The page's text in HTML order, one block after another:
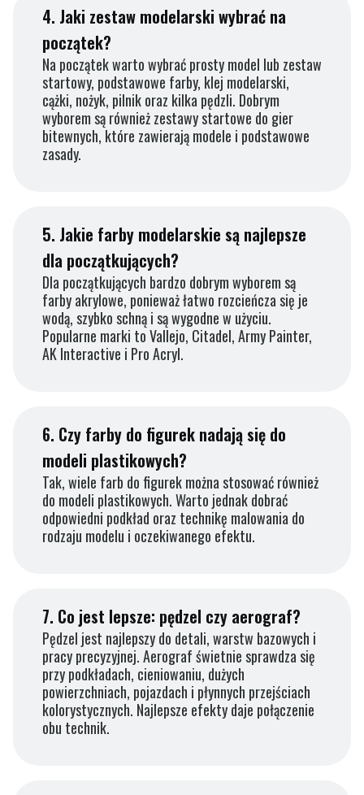
4. Jaki zestaw modelarski wybrać na
początek?
Na początek warto wybrać prosty model lub zestaw
startowy, podstawowe farby, klej modelarski,
cążki, nożyk, pilnik oraz kilka pędzli. Dobrym
wyborem są również zestawy startowe do gier
bitewnych, które zawierają modele i podstawowe
zasady.
5. Jakie farby modelarskie są najlepsze
dla początkujących?
Dla początkujących bardzo dobrym wyborem są
farby akrylowe, ponieważ łatwo rozcieńcza się je
wodą, szybko schną i są wygodne w użyciu.
Popularne marki to Vallejo, Citadel, Army Painter,
AK Interactive i Pro Acryl.
6. Czy farby do figurek nadają się do
modeli plastikowych?
Tak, wiele farb do figurek można stosować również
do modeli plastikowych. Warto jednak dobrać
odpowiedni podkład oraz technikę malowania do
rodzaju modelu i oczekiwanego efektu.
7. Co jest lepsze: pędzel czy aerograf?
Pędzel jest najlepszy do detali, warstw bazowych i
pracy precyzyjnej. Aerograf świetnie sprawdza się
przy podkładach, cieniowaniu, dużych
powierzchniach, pojazdach i płynnych przejściach
kolorystycznych. Najlepsze efekty daje połączenie
obu technik.